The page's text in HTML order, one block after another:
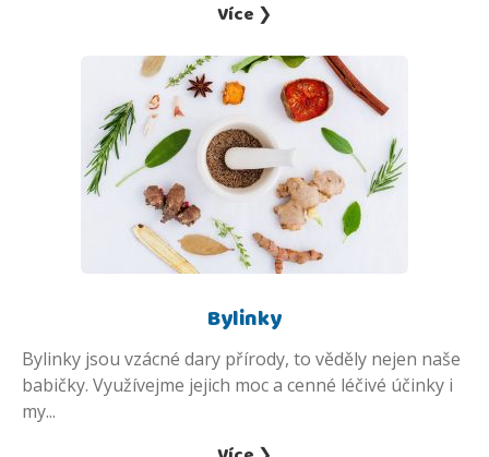
Více ❯
Bylinky
Bylinky jsou vzácné dary přírody, to věděly nejen naše
babičky. Využívejme jejich moc a cenné léčivé účinky i
my...